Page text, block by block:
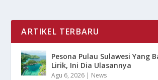
ARTIKEL TERBARU
Pesona Pulau Sulawesi Yang
Lirik, Ini Dia Ulasannya
Agu 6, 2026 | News